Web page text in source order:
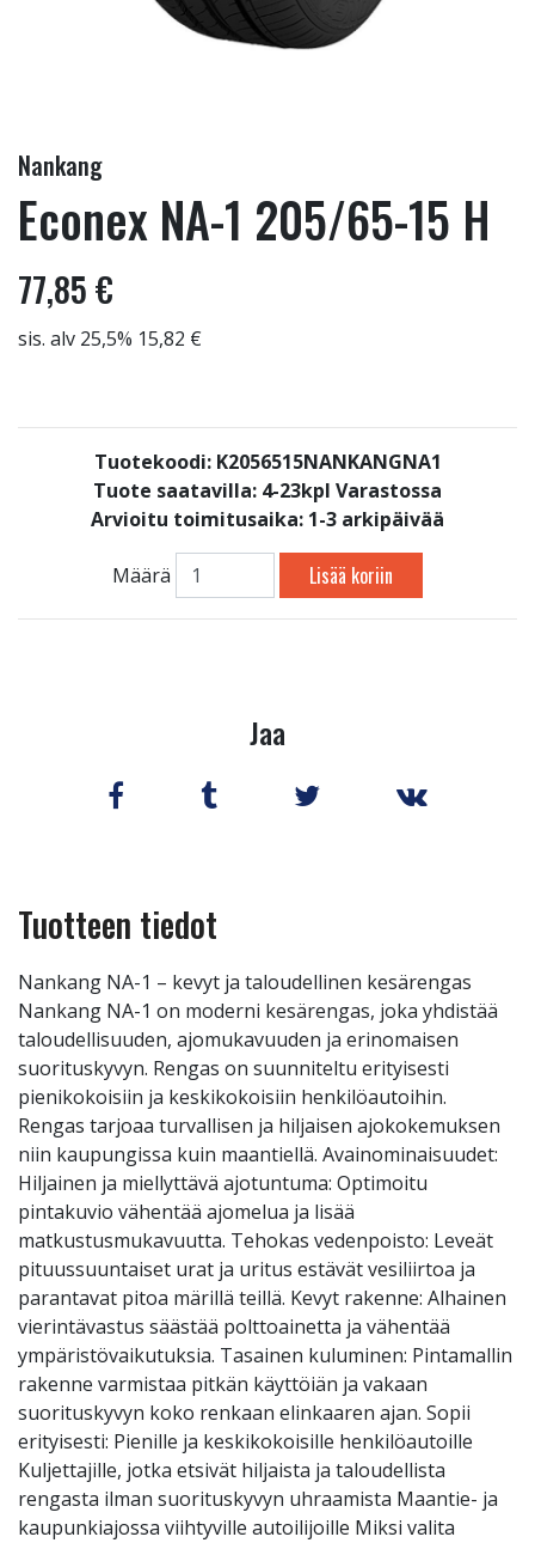
Nankang
Econex NA-1 205/65-15 H
77,85 €
sis. alv 25,5% 15,82 €
Tuotekoodi: K2056515NANKANGNA1
Tuote saatavilla: 4-23kpl Varastossa
Arvioitu toimitusaika: 1-3 arkipäivää
Määrä Lisää koriin
Jaa
Tuotteen tiedot
Nankang NA-1 – kevyt ja taloudellinen kesärengas
Nankang NA-1 on moderni kesärengas, joka yhdistää
taloudellisuuden, ajomukavuuden ja erinomaisen
suorituskyvyn. Rengas on suunniteltu erityisesti
pienikokoisiin ja keskikokoisiin henkilöautoihin.
Rengas tarjoaa turvallisen ja hiljaisen ajokokemuksen
niin kaupungissa kuin maantiellä. Avainominaisuudet:
Hiljainen ja miellyttävä ajotuntuma: Optimoitu
pintakuvio vähentää ajomelua ja lisää
matkustusmukavuutta. Tehokas vedenpoisto: Leveät
pituussuuntaiset urat ja uritus estävät vesiliirtoa ja
parantavat pitoa märillä teillä. Kevyt rakenne: Alhainen
vierintävastus säästää polttoainetta ja vähentää
ympäristövaikutuksia. Tasainen kuluminen: Pintamallin
rakenne varmistaa pitkän käyttöiän ja vakaan
suorituskyvyn koko renkaan elinkaaren ajan. Sopii
erityisesti: Pienille ja keskikokoisille henkilöautoille
Kuljettajille, jotka etsivät hiljaista ja taloudellista
rengasta ilman suorituskyvyn uhraamista Maantie- ja
kaupunkiajossa viihtyville autoilijoille Miksi valita